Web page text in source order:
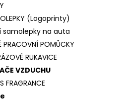
(Logoprinty)
samolepky na auta
PRACOVNÍ POMŮCKY
RUKAVICE
VZDUCHU
FRAGRANCE